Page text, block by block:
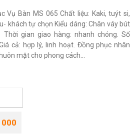
Vụ Bàn MS 065 Chất liệu: Kaki, tuýt si,
khách tự chọn Kiểu dáng: Chân váy bút
gian giao hàng: nhanh chóng. Số
cả: hợp lý, linh hoạt. Đồng phục nhân
mặt cho phong cách...
000